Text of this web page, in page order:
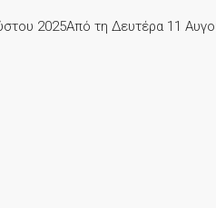
2025Από τη Δευτέρα 11